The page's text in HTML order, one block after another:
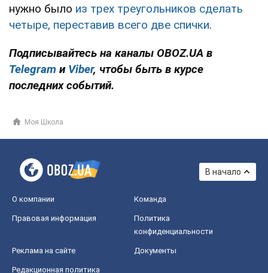
нужно было из трех треугольников сделать
четыре, переставив всего две спички.
Подписывайтесь на каналы OBOZ.UA в
Telegram и Viber, чтобы быть в курсе
последних событий.
Моя Школа
В начало
О компании Команда
Правовая информация
Политика
конфиденциальности
Реклама на сайте Документы
Редакционная политика